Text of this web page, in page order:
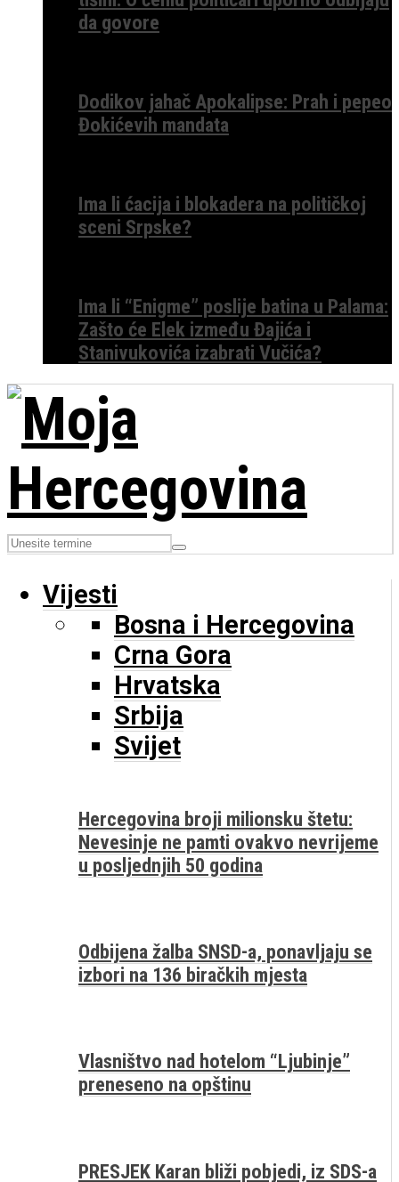
da govore
Dodikov jahač Apokalipse: Prah i pepeo
Đokićevih mandata
Ima li ćacija i blokadera na političkoj
sceni Srpske?
Ima li “Enigme” poslije batina u Palama:
Zašto će Elek između Đajića i
Stanivukovića izabrati Vučića?
Vijesti
Bosna i Hercegovina
Crna Gora
Hrvatska
Srbija
Svijet
Hercegovina broji milionsku štetu:
Nevesinje ne pamti ovakvo nevrijeme
u posljednjih 50 godina
Odbijena žalba SNSD-a, ponavljaju se
izbori na 136 biračkih mjesta
Vlasništvo nad hotelom “Ljubinje”
preneseno na opštinu
PRESJEK Karan bliži pobjedi, iz SDS-a